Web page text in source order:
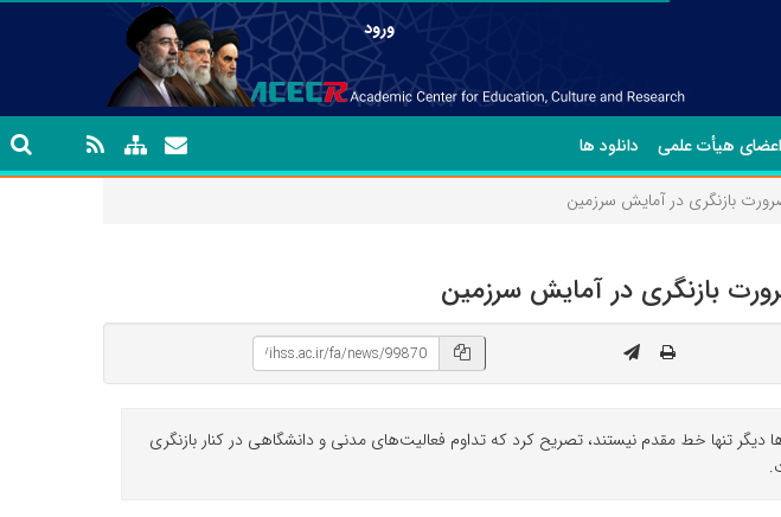
ورود
اعضای هیأت علمی دانلود ها
بازنگری در آمایش سرزمین
بازنگری در آمایش سرزمین
تنها خط مقدم نیستند، تصریح کرد که تداوم فعالیت‌های مدنی و دانشگاهی در کنار بازنگری